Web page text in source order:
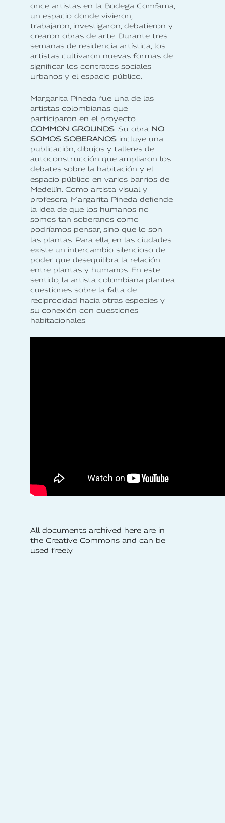
once artistas en la Bodega Comfama,
un espacio donde vivieron,
trabajaron, investigaron, debatieron y
crearon obras de arte. Durante tres
semanas de residencia artística, los
artistas cultivaron nuevas formas de
significar los contratos sociales
urbanos y el espacio público.
Margarita Pineda fue una de las
artistas colombianas que
participaron en el proyecto
COMMON GROUNDS . Su obra NO
SOMOS SOBERANOS incluye una
publicación, dibujos y talleres de
autoconstrucción que ampliaron los
debates sobre la habitación y el
espacio público en varios barrios de
Medellín. Como artista visual y
profesora, Margarita Pineda defiende
la idea de que los humanos no
somos tan soberanos como
podríamos pensar, sino que lo son
las plantas. Para ella, en las ciudades
existe un intercambio silencioso de
poder que desequilibra la relación
entre plantas y humanos. En este
sentido, la artista colombiana plantea
cuestiones sobre la falta de
reciprocidad hacia otras especies y
su conexión con cuestiones
habitacionales.
All documents archived here are in
the Creative Commons and can be
used freely.